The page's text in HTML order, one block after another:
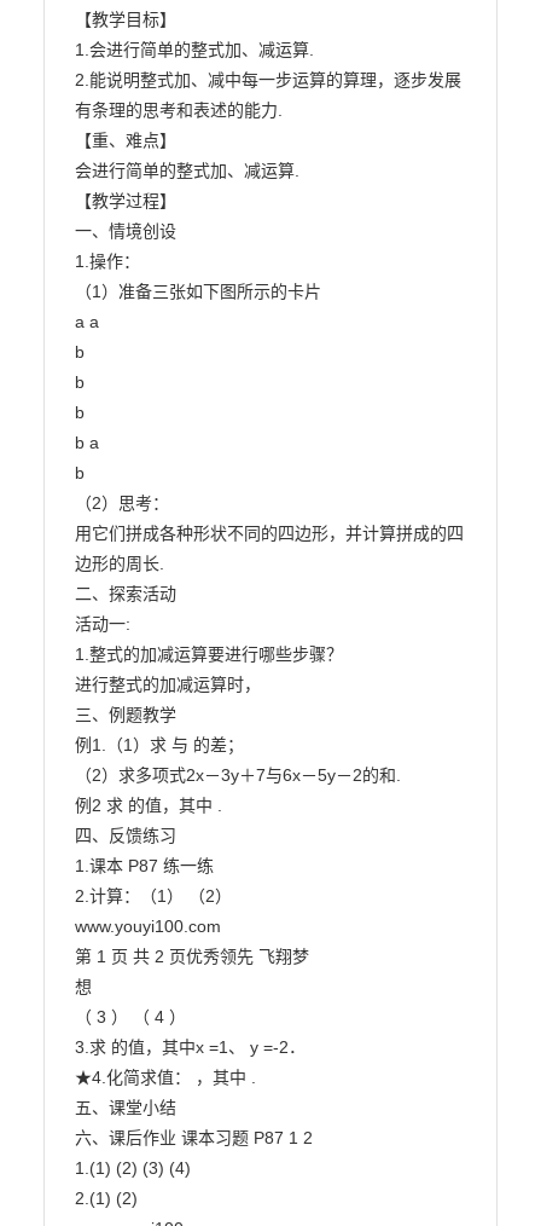
【教学目标】
1.会进行简单的整式加、减运算.
2.能说明整式加、减中每一步运算的算理，逐步发展
有条理的思考和表述的能力.
【重、难点】
会进行简单的整式加、减运算.
【教学过程】
一、情境创设
1.操作：
（1）准备三张如下图所示的卡片
a a
b
b
b
b a
b
（2）思考：
用它们拼成各种形状不同的四边形，并计算拼成的四
边形的周长.
二、探索活动
活动一:
1.整式的加减运算要进行哪些步骤？
进行整式的加减运算时，
三、例题教学
例1.（1）求 与 的差；
（2）求多项式2x－3y＋7与6x－5y－2的和.
例2 求 的值，其中 .
四、反馈练习
1.课本 P87 练一练
2.计算：（1） （2）
www.youyi100.com
第 1 页 共 2 页优秀领先 飞翔梦
想
（ 3 ） （ 4 ）
3.求 的值，其中x =1、 y =-2．
★4.化简求值： ，其中 .
五、课堂小结
六、课后作业 课本习题 P87 1 2
1.(1) (2) (3) (4)
2.(1) (2)